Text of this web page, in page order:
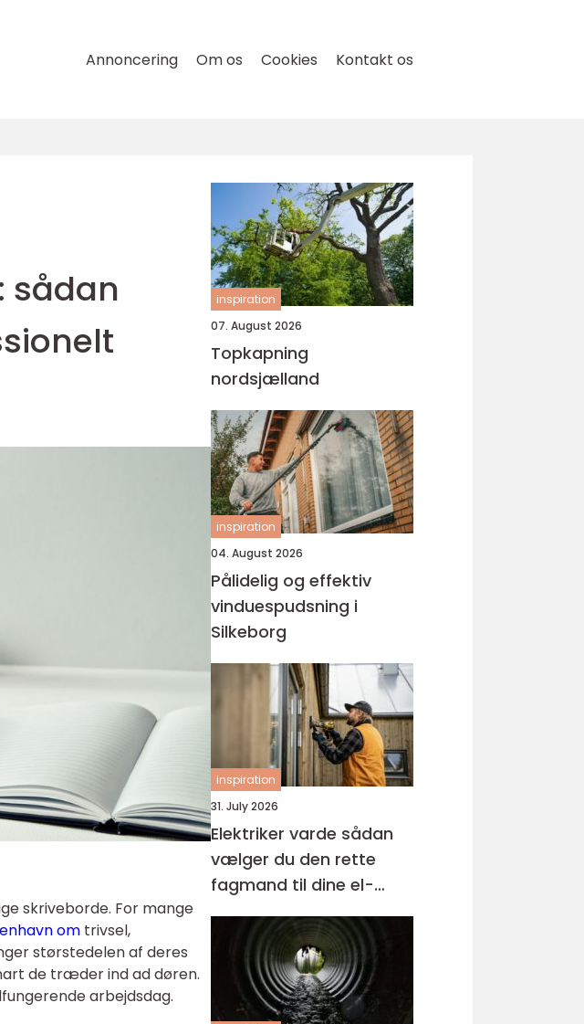
Annoncering Om os Cookies Kontakt os
sådan
skriveborde. For mange
om trivsel,
størstedelen af deres
de træder ind ad døren.
arbejdsdag.
inspiration
07. August 2026
Topkapning
nordsjælland
inspiration
04. August 2026
Pålidelig og effektiv
vinduespudsning i
Silkeborg
inspiration
31. July 2026
Elektriker varde sådan
vælger du den rette
fagmand til dine el-
opgaver